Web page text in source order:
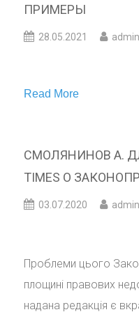
ПРИМЕРЫ
28.05.2021 admin
Read More
СМОЛЯНИНОВ А.
TIMES О
03.07.2020 admin
Проблеми цього
площині правових
надана редакція є